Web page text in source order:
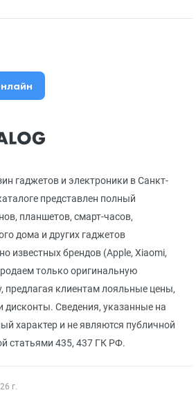
гаджетов и электроники в Санкт-
представлен полный
планшетов, смарт-часов,
дома и других гаджетов
известных брендов (Apple, Xiaomi,
только оригинальную
предлагая клиентам лояльные цены,
дисконты. Сведения, указанные на
характер и не являются публичной
статьями 435, 437 ГК РФ.
г.